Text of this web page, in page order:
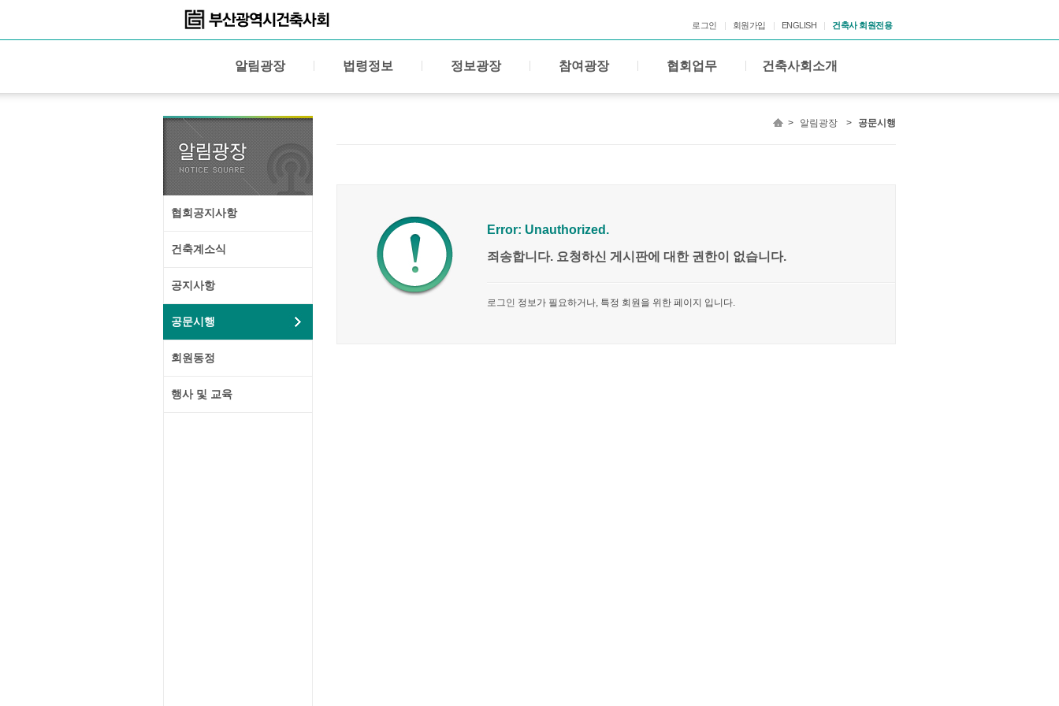
로그인 회원가입 ENGLISH 건축사 회원전용
알림광장 법령정보 정보광장 참여광장 협회업무 건축사회소개
협회공지사항
건축계소식
공지사항
공문시행
회원동정
행사 및 교육
> 알림광장 > 공문시행
Error: Unauthorized.
죄송합니다. 요청하신 게시판에 대한 권한이 없습니다.
로그인 정보가 필요하거나, 특정 회원을 위한 페이지 입니다.